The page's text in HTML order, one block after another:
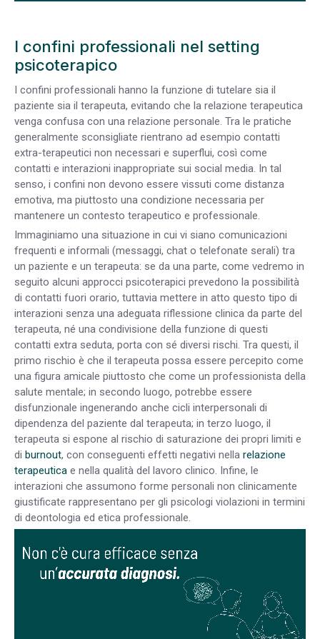
I confini professionali nel setting
psicoterapico
I confini professionali hanno la funzione di tutelare sia il
paziente sia il terapeuta, evitando che la relazione terapeutica
venga confusa con una relazione personale. Tra le pratiche
generalmente sconsigliate rientrano ad esempio contatti
extra-terapeutici non necessari e superflui, così come
contatti e interazioni inappropriate sui social media. In tal
senso, i confini non devono essere vissuti come distanza
emotiva, ma piuttosto una condizione necessaria per
mantenere un contesto terapeutico e professionale.
Immaginiamo una situazione in cui vi siano comunicazioni
frequenti e informali (messaggi, chat o telefonate serali) tra
un paziente e un terapeuta: se da una parte, come vedremo in
seguito alcuni approcci psicoterapici prevedono la possibilità
di contatti fuori orario, tuttavia mettere in atto questo tipo di
interazioni senza una adeguata riflessione clinica da parte del
terapeuta, né una condivisione della funzione di questi
contatti extra seduta, porta con sé diversi rischi. Tra questi, il
primo rischio è che il terapeuta possa essere percepito come
una figura amicale piuttosto che come un professionista della
salute mentale; in secondo luogo, potrebbe essere
disfunzionale ingenerando anche cicli interpersonali di
dipendenza del paziente dal terapeuta; in terzo luogo, il
terapeuta si espone al rischio di saturazione dei propri limiti e
di burnout, con conseguenti effetti negativi nella relazione
terapeutica e nella qualità del lavoro clinico. Infine, le
interazioni che assumono forme personali non clinicamente
giustificate rappresentano per gli psicologi violazioni in termini
di deontologia ed etica professionale.